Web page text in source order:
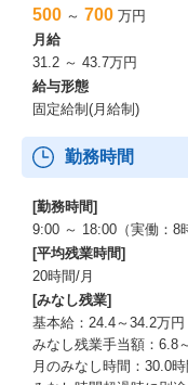
ンに共感し、共に未来
イオンネクストの挑戦
イオンネクストの挑戦
先端のテクノロジーに
これらが、私たちのオ
を明るく照らす力です。
ーーー圧倒的な顧客基
2024年2月末現在、売上
誇るイオングループ。
この揺るぎない基盤が
す。
ーーー膨大なデータと最
年間14億件超の購買デ
500 ～ 700 万円
月給
31.2 ～ 43.7万円
給与形態
固定給制(月給制)
勤務時間
[勤務時間]
9:00 ～ 18:00（実働：
[平均残業時間]
20時間/月
[みなし残業]
基本給：24.4～34.2万円
みなし残業手当額：6.8
月のみなし時間：30.0時